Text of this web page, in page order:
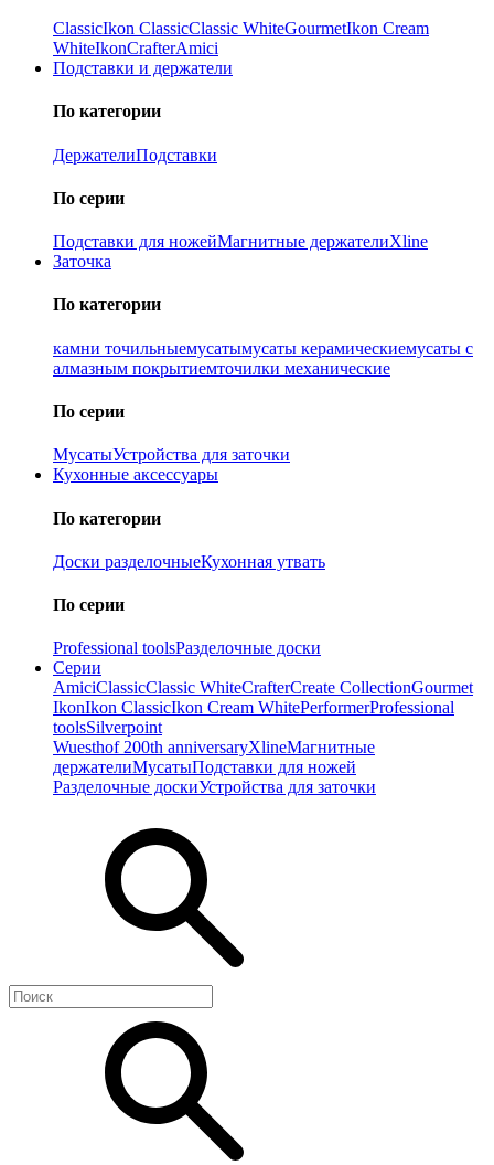
ClassicIkon ClassiсClassic WhiteGourmetIkon Cream
WhiteIkonCrafterAmici
Подставки и держатели
По категории
ДержателиПодставки
По серии
Подставки для ножейМагнитные держателиXline
Заточка
По категории
камни точильныемусатымусаты керамическиемусаты с
алмазным покрытиемточилки механические
По серии
МусатыУстройства для заточки
Кухонные аксессуары
По категории
Доски разделочныеКухонная утвать
По серии
Professional toolsРазделочные доски
Серии
AmiciClassicClassic WhiteCrafterCreate CollectionGourmet
IkonIkon ClassiсIkon Cream WhitePerformerProfessional
toolsSilverpoint
Wuesthof 200th anniversaryXlineМагнитные
держателиМусатыПодставки для ножей
Разделочные доскиУстройства для заточки